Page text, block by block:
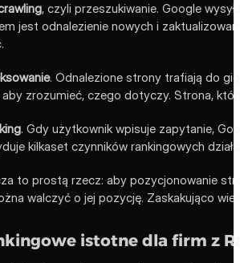
, czyli przeszukiwanie. Google
jest odnalezienie nowych i
. Odnalezione strony trafiają do
zrozumieć, czego dotyczy. Strona,
. Gdy użytkownik wpisuje zapytanie,
kilkaset czynników rankingowych
to prostą rzecz: aby pozycjonowanie
walczyć o jej pozycję. Zaskakująco
istotne dla firm z